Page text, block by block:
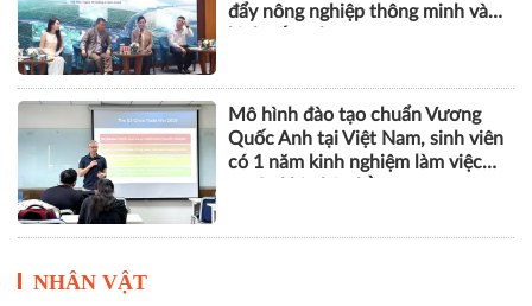
đẩy nông nghiệp thông minh và
Mô hình đào tạo chuẩn Vương
Quốc Anh tại Việt Nam, sinh viên
có 1 năm kinh nghiệm làm việc
NHÂN VẬT